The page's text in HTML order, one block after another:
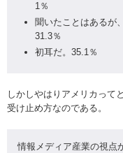
1％
聞いたことはあるが
31.3％
初耳だ。35.1％
しかしやはりアメリカって
受け止め方なのである。
情報メディア産業の視点